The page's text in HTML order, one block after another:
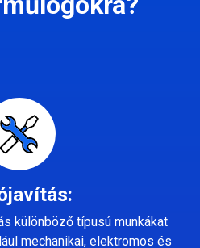
különböző típusú munkákat
mechanikai, elektromos és